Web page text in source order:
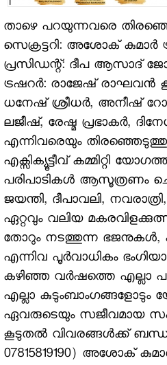
താഴെ പറയുന്നവരെ
സെക്രട്ടറി: അശോക്
പ്രസിഡന്റ്: ദീപ ആസാദ്
ട്രഷറര്‍: രാജേഷ് രാഘവന്‍
ധനേഷ് ശ്രീധര്‍, അനീഷ്
ലജീഷ്, രേഷ്മ പ്രഭാകര്‍,
എന്നിവരെയും
എക്സിക്യൂട്ടീവ് കമ്മിറ്റി
പരിപാടികള്‍ ആസൂത്രണം
ജയന്തി, ദീപാവലി,
ഏറ്റവും വലിയ
തോറും നടത്തുന്ന ഭജനുകള്‍,
എന്നിവ പൂര്‍വാധികം
കഴിഞ്ഞ വര്‍ഷത്തെ എല്ലാ
എല്ലാ കുടുംബാംഗങ്ങളോടും
ഏവരുടെയും സജീവമായ
കൂടുതല്‍ വിവരങ്ങള്‍ക്ക്
07815819190) അശോക്